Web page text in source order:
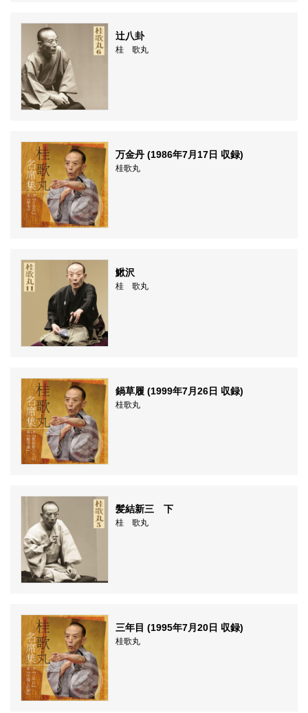
辻八卦
桂 歌丸
万金丹 (1986年7月17日 収録)
桂歌丸
鰍沢
桂 歌丸
鍋草履 (1999年7月26日 収録)
桂歌丸
髪結新三 下
桂 歌丸
三年目 (1995年7月20日 収録)
桂歌丸